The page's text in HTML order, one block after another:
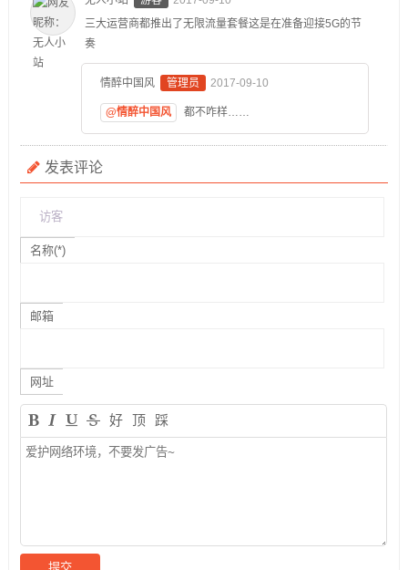
三大运营商都推出了无限流量套餐这是在准备迎接5G的节
奏
情醉中国风 管理员 2017-09-10
@情醉中国风 都不咋样……
发表评论
名称(*)
邮箱
网址
好 顶 踩